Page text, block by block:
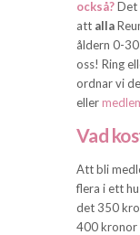
också?Det
att alla
åldern 0-
oss! Ring
ordnar vi
eller
Vad
Att bli
flera i ett
det 350
400 kronor